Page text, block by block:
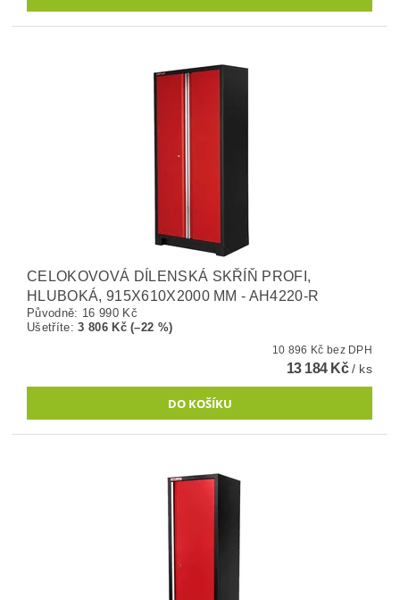
CELOKOVOVÁ DÍLENSKÁ SKŘÍŇ PROFI,
HLUBOKÁ, 915X610X2000 MM - AH4220-R
Původně: 16 990 Kč
Ušetříte:3 806 Kč (–22 %)
10 896 Kč bez DPH
13 184 Kč/ ks